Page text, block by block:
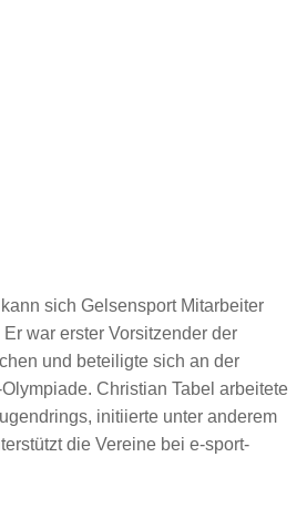
sich Gelsensport Mitarbeiter
war erster Vorsitzender der
und beteiligte sich an der
Christian Tabel arbeitete
initiierte unter anderem
die Vereine bei e-sport-